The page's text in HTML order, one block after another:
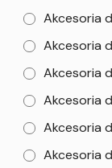
Akcesoria
Akcesoria
Akcesoria
Akcesoria
Akcesoria
Akcesoria